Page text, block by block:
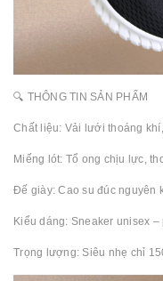
🔍 THÔNG TIN SẢN PHẨM
Chất liệu: Vải lưới thoáng
Miếng lót: Tổ ong chịu lực,
Đế giày: Cao su đúc nguyên
Kiểu dáng: Sneaker unisex
Trọng lượng: Siêu nhẹ chỉ